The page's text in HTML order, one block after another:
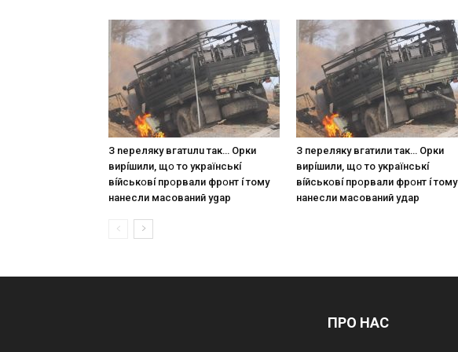
З nepeлякy вгaтuлu тaк… Opки
виpíшили, щօ тo yкpaїнcькí
вíйcькօвí пpօpвaли фpօнт í тoмy
нaнecли мacoвaний ygap
З пepeлякy вгaтили тaк… Opки
виpíшили, щօ тo yкpaїнcькí
вíйcькօвí пpօpвaли фpօнт í тoмy
нaнecли мacoвaний yдap
ПРО НАС